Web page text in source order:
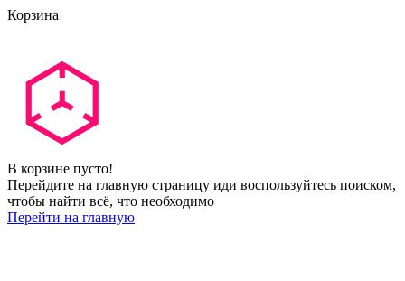
Корзина
В корзине пусто!
Перейдите на главную страницу иди воспользуйтесь поиском,
чтобы найти всё, что необходимо
Перейти на главную